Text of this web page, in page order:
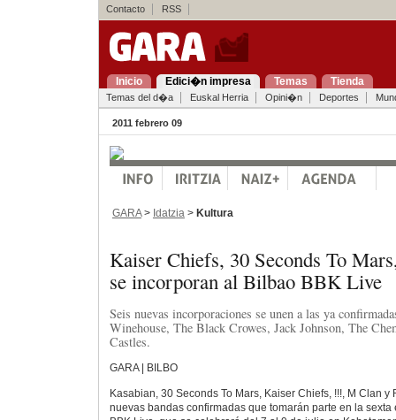
Contacto RSS
Inicio Edici�n impresa Temas Tienda
Temas del d�a Euskal Herria Opini�n Deportes
2011 febrero 09
GARA> Idatzia > Kultura
Kaiser Chiefs, 30 Seconds To
se incorporan al Bilbao BBK Live
Seis nuevas incorporaciones se unen a las ya
Winehouse, The Black Crowes, Jack Johnson, The
Castles.
GARA | BILBO
Kasabian, 30 Seconds To Mars, Kaiser Chiefs, !!!, M Clan y
nuevas bandas confirmadas que tomarán parte en la